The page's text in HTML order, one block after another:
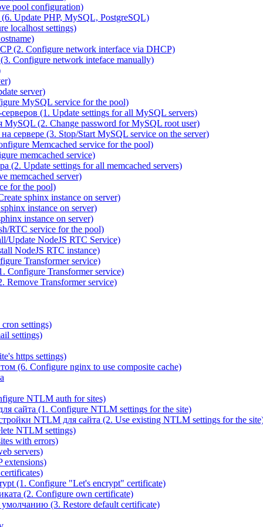
pool configuration)
Update PHP, MySQL, PostgreSQL)
localhost settings)
(2. Configure network interface via DHCP)
Configure network inteface manually)
server)
MySQL service for the pool)
(1. Update settings for all MySQL servers)
MySQL (2. Change password for MySQL root user)
сервере (3. Stop/Start MySQL service on the server)
Memcached service for the pool)
memcached service)
(2. Update settings for all memcached servers)
memcached server)
for the pool)
sphinx instance on server)
instance on server)
instance on server)
RTC service for the pool)
Update NodeJS RTC Service)
NodeJS RTC instance)
Transformer service)
Configure Transformer service)
Remove Transformer service)
settings)
settings)
https settings)
(6. Configure nginx to use composite cache)
NTLM auth for sites)
сайта (1. Configure NTLM settings for the site)
NTLM для сайта (2. Use existing NTLM settings for the
NTLM settings)
with errors)
servers)
extensions)
(1. Configure "Let's encrypt" certificate)
(2. Configure own certificate)
(3. Restore default certificate)